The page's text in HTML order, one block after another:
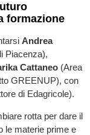
formazione
Andrea
Piacenza),
Cattaneo(Area
GREENUP), con
di Edagricole).
rotta per dare il
le materie prime e